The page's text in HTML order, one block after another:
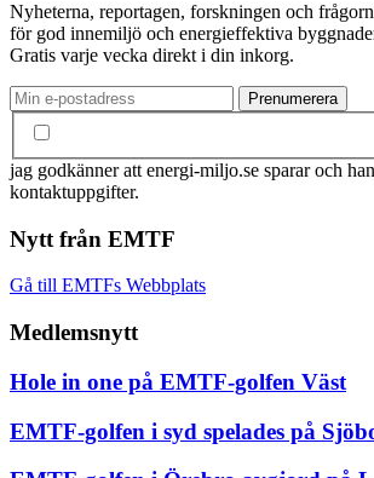
Nyheterna, reportagen, forskningen och
för god innemiljö och energieffektiva
Gratis varje vecka direkt i din inkorg.
jag godkänner att energi-miljo.se sparar och
kontaktuppgifter.
Nytt från EMTF
Gå till EMTFs Webbplats
Medlemsnytt
Hole in one på EMTF-golfen Väst
EMTF-golfen i syd spelades på